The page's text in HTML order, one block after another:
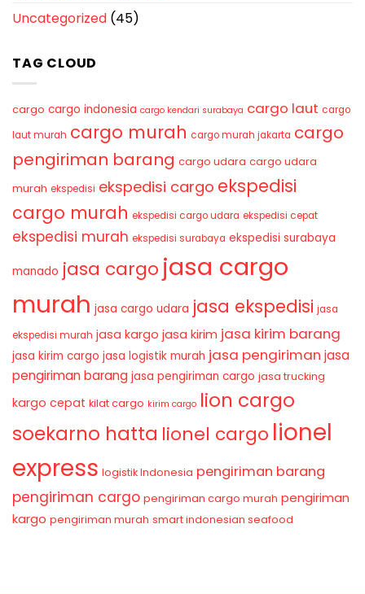
Uncategorized (45)
TAG CLOUD
cargo cargo indonesia cargo kendari surabaya cargo laut cargo
laut murah cargo murah cargo murah jakarta cargo
pengiriman barang cargo udara cargo udara
murah ekspedisi ekspedisi cargo ekspedisi
cargo murah ekspedisi cargo udara ekspedisi cepat
ekspedisi murah ekspedisi surabaya ekspedisi surabaya
manado jasa cargo jasa cargo
murah jasa cargo udara jasa ekspedisi jasa
ekspedisi murah jasa kargo jasa kirim jasa kirim barang
jasa kirim cargo jasa logistik murah jasa pengiriman jasa
pengiriman barang jasa pengiriman cargo jasa trucking
kargo cepat kilat cargo kirim cargo lion cargo
soekarno hatta lionel cargo lionel
express logistik Indonesia pengiriman barang
pengiriman cargo pengiriman cargo murah pengiriman
kargo pengiriman murah smart indonesian seafood